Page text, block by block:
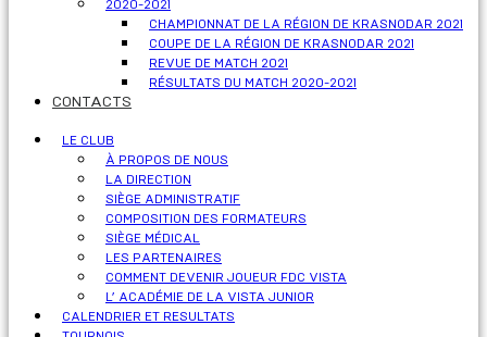
2020-2021
CHAMPIONNAT DE LA RÉGION DE KRASNODAR 2021
COUPE DE LA RÉGION DE KRASNODAR 2021
REVUE DE MATCH 2021
RÉSULTATS DU MATCH 2020-2021
CONTACTS
LE CLUB
À PROPOS DE NOUS
LA DIRECTION
SIÈGE ADMINISTRATIF
COMPOSITION DES FORMATEURS
SIÈGE MÉDICAL
LES PARTENAIRES
COMMENT DEVENIR JOUEUR FDC VISTA
L’ ACADÉMIE DE LA VISTA JUNIOR
CALENDRIER ET RESULTATS